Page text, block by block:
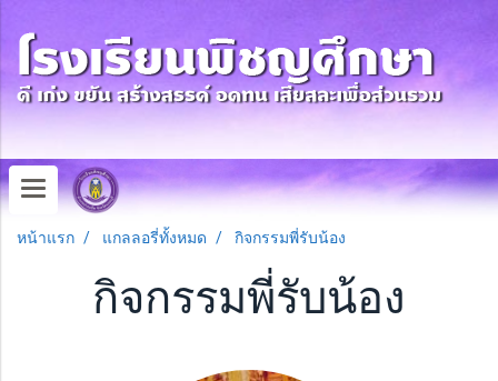
หน้าแรก แกลลอรี่ทั้งหมด กิจกรรมพี่รับน้อง
กิจกรรมพี่รับน้อง